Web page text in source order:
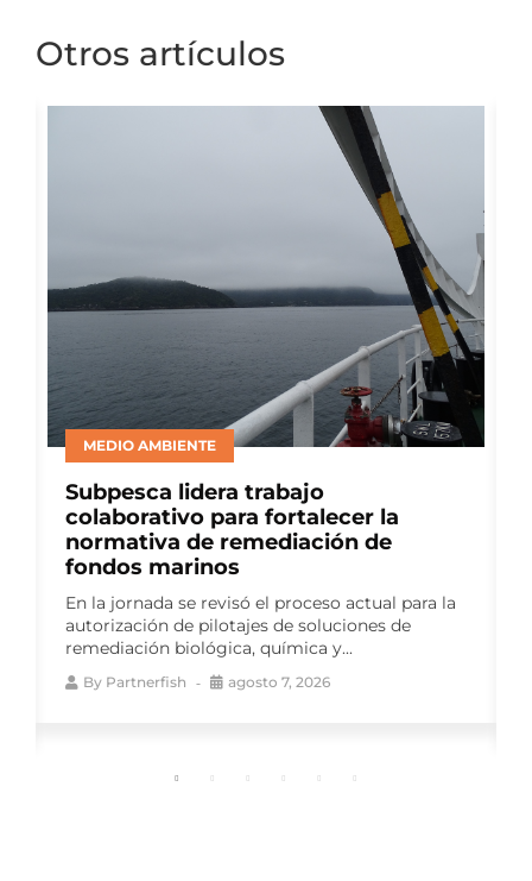
Otros artículos
MEDIO AMBIENTE
Subpesca lidera trabajo
colaborativo para fortalecer la
normativa de remediación de
fondos marinos
En la jornada se revisó el proceso actual para la
autorización de pilotajes de soluciones de
remediación biológica, química y...
By Partnerfish agosto 7, 2026